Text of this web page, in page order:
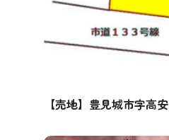
【売地】豊見城市字高安